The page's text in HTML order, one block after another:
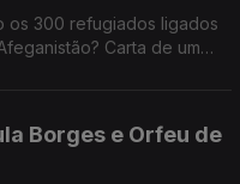
os 300 refugiados ligados
Carta de um
Borges e Orfeu de